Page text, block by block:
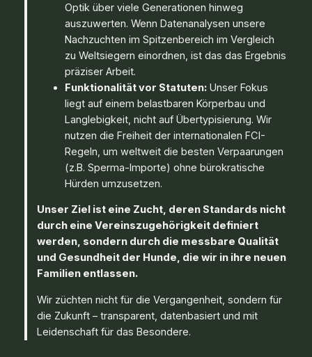
Optik über viele Generationen hinweg
auszuwerten. Wenn Datenanalysen unsere
Nachzuchten im Spitzenbereich im Vergleich
zu Weltsiegern einordnen, ist das das Ergebnis
präziser Arbeit.
Funktionalität vor Statuten: Unser Fokus
liegt auf einem belastbaren Körperbau und
Langlebigkeit, nicht auf Übertypisierung. Wir
nutzen die Freiheit der internationalen FCI-
Regeln, um weltweit die besten Verpaarungen
(z.B. Sperma-Importe) ohne bürokratische
Hürden umzusetzen.
Unser Ziel ist eine Zucht, deren Standards nicht
durch eine Vereinszugehörigkeit definiert
werden, sondern durch die messbare Qualität
und Gesundheit der Hunde, die wir in ihre neuen
Familien entlassen.
Wir züchten nicht für die Vergangenheit, sondern für
die Zukunft – transparent, datenbasiert und mit
Leidenschaft für das Besondere.